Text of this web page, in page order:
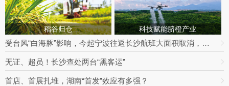
稻谷归仓 科技赋能脐橙产业
受台风“白海豚”影响，今起宁波往返长沙航班大面积取消，明日19趟次全部停飞｜出行早知道
无证、超员！长沙查处两台“黑客运”
首店、首展扎堆，湖南“首发”效应有多强？